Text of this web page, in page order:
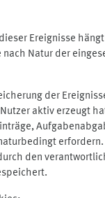
Ereignisse
Natur der
der
aktiv erzeugt
erfordern.
den